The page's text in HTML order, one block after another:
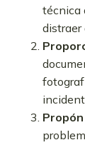
técnica
distraer